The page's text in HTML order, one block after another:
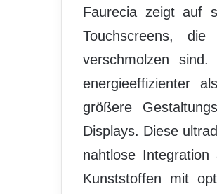
Faurecia zeigt auf
Touchscreens,
verschmolzen
energieeffizienter
größere
Displays. Diese
nahtlose
Kunststoffen mit